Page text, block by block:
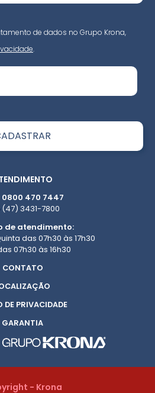
de dados no Grupo Krona,
.
0800 470 7447
(47) 3431-7800
de atendimento:
das 07h30 às 17h30
07h30 às 16h30
CONTATO
DE PRIVACIDADE
GARANTIA
- Krona